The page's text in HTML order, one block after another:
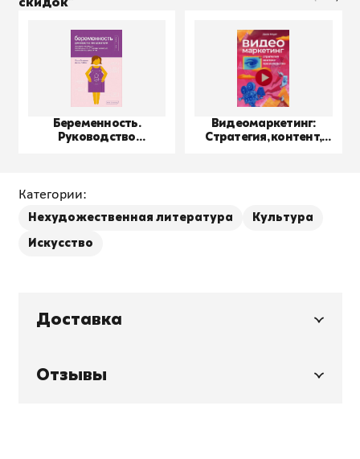
Беременность.
Руководство
Видеомаркетинг:
Стратегия, контент,
Категории:
Нехудожественная литература
Культура
Искусство
Доставка
Отзывы